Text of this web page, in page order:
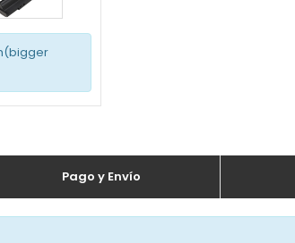
Pago y Envío